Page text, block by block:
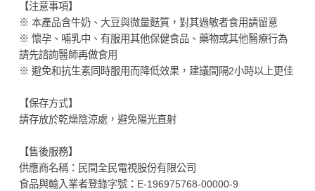
【注意事項】
※ 本產品含牛奶、大豆與微量麩質，對其過敏者食用請留意
※ 懷孕、哺乳中、有服用其他保健食品、藥物或其他醫療行為
請先諮詢醫師再做食用
※ 避免和抗生素同時服用而降低效果，建議間隔2小時以上更佳
【保存方式】
請存放於乾燥陰涼處，避免陽光直射
【售後服務】
供應商名稱：民間全民電視股份有限公司
食品與輸入業者登錄字號：E-196975768-00000-9